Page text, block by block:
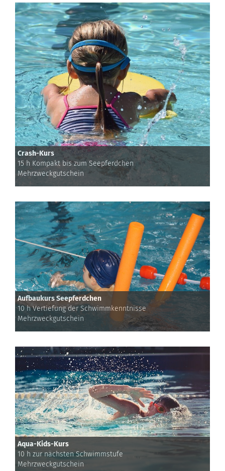
Crash-Kurs
15 h Kompakt bis zum Seepferdchen
Mehrzweckgutschein
Aufbaukurs Seepferdchen
10 h Vertiefung der Schwimmkenntnisse
Mehrzweckgutschein
Aqua-Kids-Kurs
10 h zur nächsten Schwimmstufe
Mehrzweckgutschein